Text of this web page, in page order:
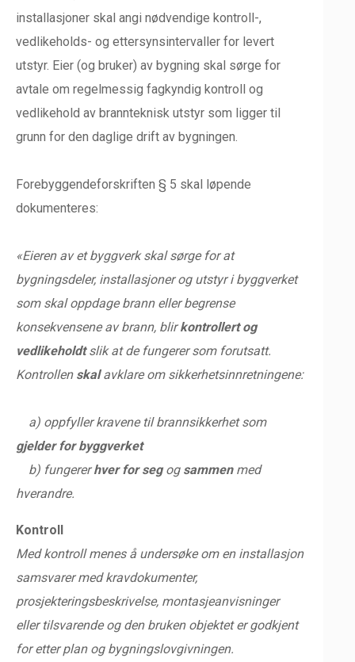
installasjoner skal angi nødvendige kontroll-,
vedlikeholds- og ettersynsintervaller for levert
utstyr. Eier (og bruker) av bygning skal sørge for
avtale om regelmessig fagkyndig kontroll og
vedlikehold av brannteknisk utstyr som ligger til
grunn for den daglige drift av bygningen.
Forebyggendeforskriften § 5 skal løpende
dokumenteres:
«Eieren av et byggverk skal sørge for at
bygningsdeler, installasjoner og utstyr i byggverket
som skal oppdage brann eller begrense
konsekvensene av brann, blirkontrollert og
vedlikeholdtslik at de fungerer som forutsatt.
Kontrollen skalavklare om sikkerhetsinnretningene:
a) oppfyller kravene til brannsikkerhet som
gjelder for byggverket
b) fungererhver for segog sammenmed
hverandre.
Kontroll
Med kontroll menes å undersøke om en installasjon
samsvarer med kravdokumenter,
prosjekteringsbeskrivelse, montasjeanvisninger
eller tilsvarende og den bruken objektet er godkjent
for etter plan og bygningslovgivningen.